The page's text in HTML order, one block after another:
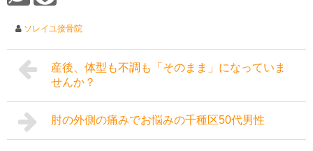
ソレイユ接骨院
産後、体型も不調も「そのまま」になっていま
せんか？
肘の外側の痛みでお悩みの千種区50代男性